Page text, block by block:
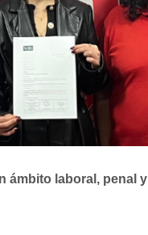
ámbito laboral, penal y